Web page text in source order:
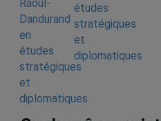
études
stratégiques
et
diplomatiques